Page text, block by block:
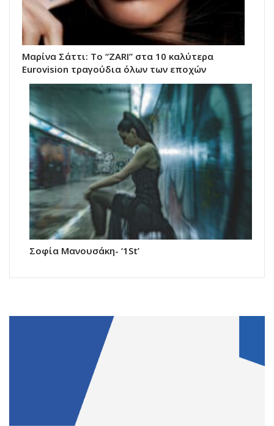
Μαρίνα Σάττι: Το “ZARI” στα 10 καλύτερα
Eurovision τραγούδια όλων των εποχών
Σοφία Μανουσάκη- ‘1St’